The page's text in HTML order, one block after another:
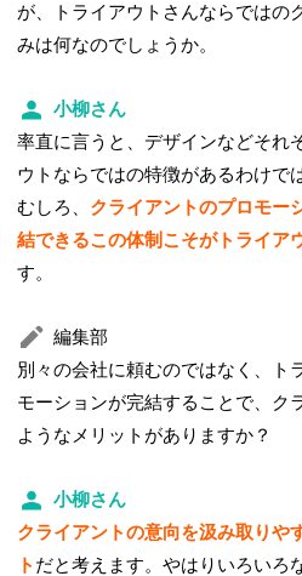
が、トライアウトさんならではの
みは何なのでしょうか。
小柳さん
率直に言うと、デザインなどそれ
ウトならではの特徴があるわけで
むしろ、 クライアントのプロモー
結できるこの体制こそがトライア
す。
編集部
別々の会社に頼むのではなく、ト
モーションが完結することで、ク
ようなメリットがありますか？
小柳さん
クライアントの意向を汲み取りや
ト だと考えます。やはりいろいろ